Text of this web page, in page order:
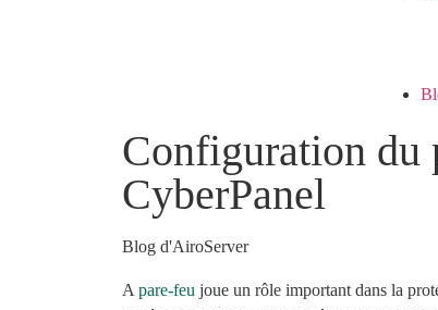
Configuration du
CyberPanel
Blog d'AiroServer
A pare-feu joue un rôle important dans la